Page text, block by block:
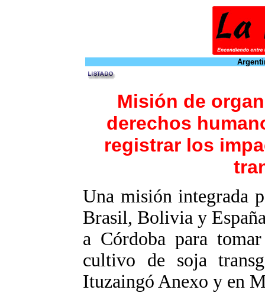
Misión de
derechos
registrar los
Una misión integrada
Brasil, Bolivia y
a Córdoba para
cultivo de soja
Ituzaingó Anexo y en